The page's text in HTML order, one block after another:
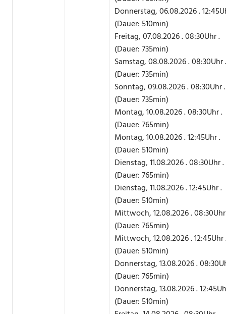
Donnerstag, 06.08.2026 .
(Dauer: 510min)
Freitag, 07.08.2026 . 08:30Uhr .
(Dauer: 735min)
Samstag, 08.08.2026 . 08:30Uhr .
(Dauer: 735min)
Sonntag, 09.08.2026 . 08:30Uhr .
(Dauer: 735min)
Montag, 10.08.2026 . 08:30Uhr .
(Dauer: 765min)
Montag, 10.08.2026 . 12:45Uhr .
(Dauer: 510min)
Dienstag, 11.08.2026 . 08:30Uhr .
(Dauer: 765min)
Dienstag, 11.08.2026 . 12:45Uhr .
(Dauer: 510min)
Mittwoch, 12.08.2026 .
(Dauer: 765min)
Mittwoch, 12.08.2026 . 12:45Uhr
(Dauer: 510min)
Donnerstag, 13.08.2026 .
(Dauer: 765min)
Donnerstag, 13.08.2026 .
(Dauer: 510min)